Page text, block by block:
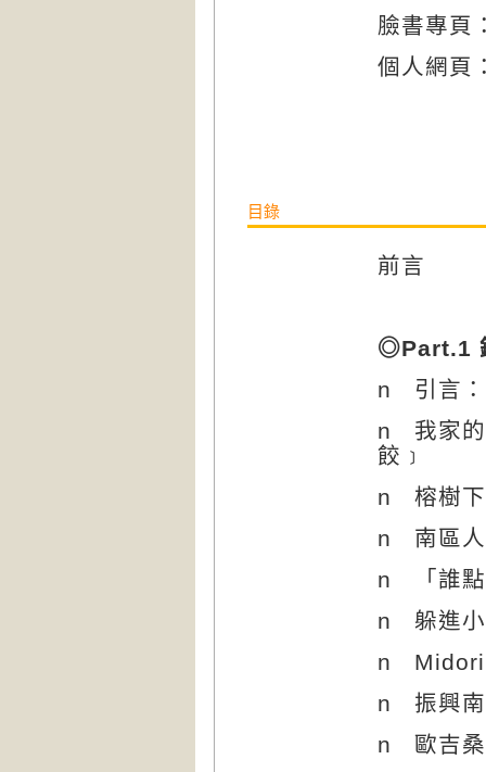
臉書專頁
個人網頁
目錄
前言
◎Part.1
n
引言
n
我家
餃﹞
n
榕樹
n
南區
n
「誰
n
躲進
n
n
振興
n
歐吉